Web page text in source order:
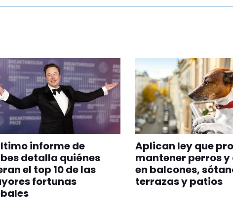
informe de
detalla quiénes
el top 10 de las
fortunas
Aplican ley que
mantener perros
en balcones,
terrazas y patios